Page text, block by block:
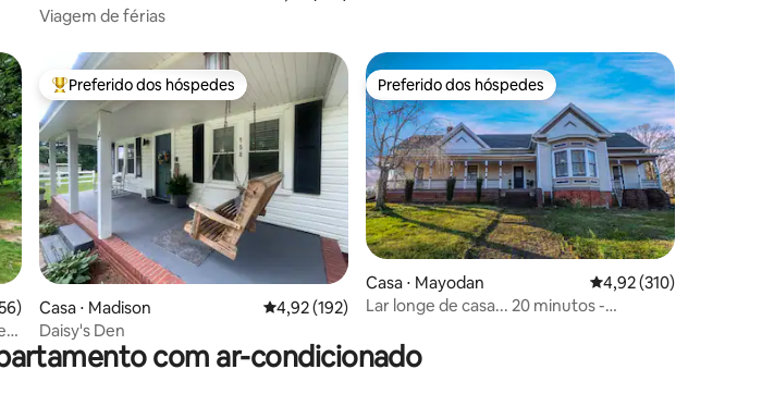
Viagem de férias
avaliação média de 5, 656 avaliações
Entre os melhores preferidos dos hóspedes
Preferido dos hóspedes
Casa ⋅ Madison 4,92 de uma avaliação média de 5, 192 avaliações
4,92 (192)
Daisy's Den
Preferido dos hóspedes
Preferido dos hóspedes
Casa ⋅ Mayodan 4,92 de uma avaliação
4,92 (310)
Lar longe de casa... 20 minutos -
com ar-condicionado